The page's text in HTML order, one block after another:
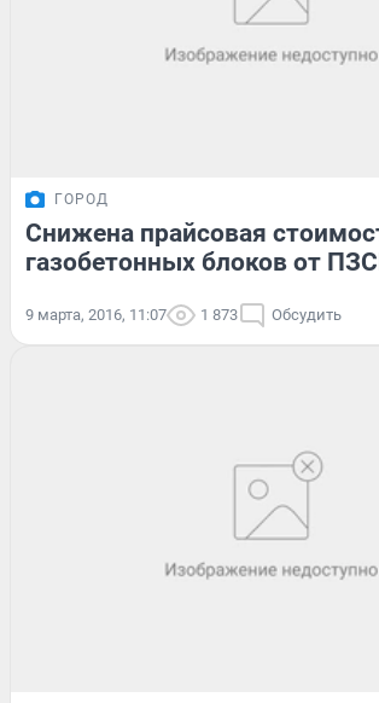
ГОРОД
Снижена прайсовая
газобетонных блоков от
9 марта, 2016, 11:07 1 873 Обсудить